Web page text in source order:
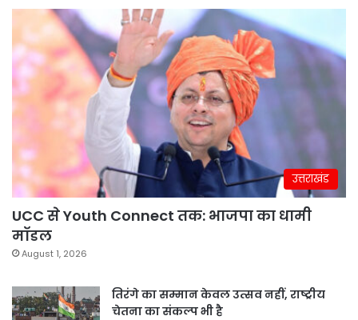
उत्तराखंड
UCC से Youth Connect तक: भाजपा का धामी
मॉडल
August 1, 2026
तिरंगे का सम्मान केवल उत्सव नहीं, राष्ट्रीय
चेतना का संकल्प भी है